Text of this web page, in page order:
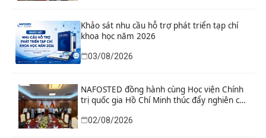
Khảo sát nhu cầu hỗ trợ phát triển tạp chí
khoa học năm 2026
03/08/2026
NAFOSTED đồng hành cùng Học viện Chính
trị quốc gia Hồ Chí Minh thúc đẩy nghiên cứu
02/08/2026